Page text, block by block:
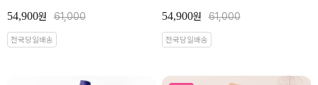
54,900원 61,000
전국당일배송
54,900원 61,000
전국당일배송